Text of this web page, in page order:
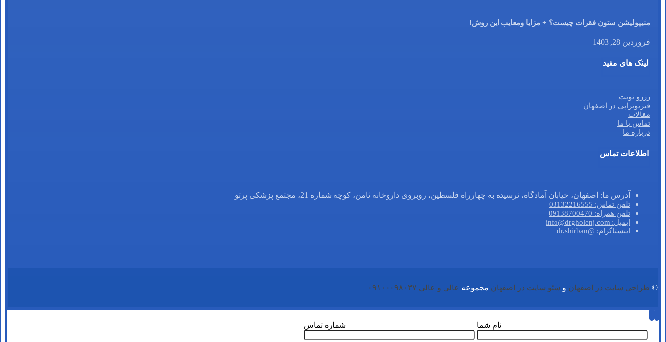
منیپولیشن ستون فقرات چیست؟ + مزایا ومعایب این روش!
فروردین 28, 1403
لینک های مفید
رزرو نوبت
فیزیوتراپی در اصفهان
مقالات
تماس با ما
درباره ما
اطلاعات تماس
آدرس ما: اصفهان، خیابان آمادگاه، نرسیده به چهارراه فلسطین، روبروی داروخانه ثامن، کوچه شماره 21، مجتمع پزشکی پرتو
تلفن تماس: 03132216555
تلفن همراه: 09138700470
ایمیل: info@drgholenj.com
اینستاگرام: @dr.shirban
© طراحی سایت در اصفهان و سئو سایت در اصفهان مجموعه عالی و عالی ۰۹۱۰۰۰۹۸۰۳۷
نام شما شماره تماس